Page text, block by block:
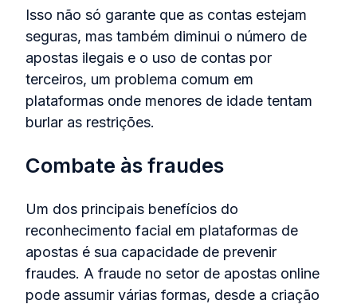
Isso não só garante que as contas estejam
seguras, mas também diminui o número de
apostas ilegais e o uso de contas por
terceiros, um problema comum em
plataformas onde menores de idade tentam
burlar as restrições.
Combate às fraudes
Um dos principais benefícios do
reconhecimento facial em plataformas de
apostas é sua capacidade de prevenir
fraudes. A fraude no setor de apostas online
pode assumir várias formas, desde a criação